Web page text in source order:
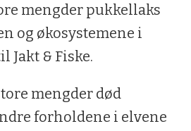
mengder pukkellaks
og økosystemene i
Jakt & Fiske.
mengder død
forholdene i elvene